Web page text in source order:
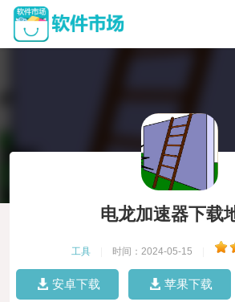
电龙加速器下载
工具 时间：2024-05-15
安卓下载 苹果下载